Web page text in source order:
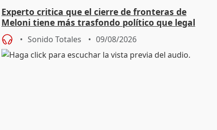
Experto critica que el cierre de fronteras de
Meloni tiene más trasfondo político que legal
Sonido Totales 09/08/2026